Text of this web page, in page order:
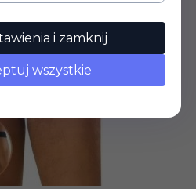
i zamknij
wszystkie